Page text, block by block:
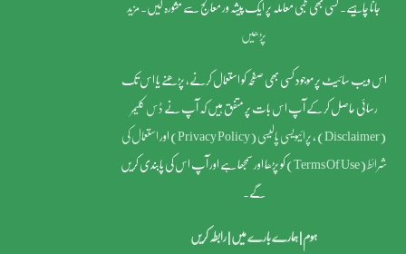
جانا چاہیے۔ کسی بھی طبی معاملہ پر ایک پیشہ ور معالج سے مشورہ لیں۔ مزید
پڑھیں
اس ویب سائیٹ پر موجود کسی بھی صفحہ کو استعمال کرنے، پڑھنے یا اس تک
رسائی حاصل کر کے آپ اس بات پر متفق ہیں کہ آپ نے ڈس کلیمر
(Disclaimer)
, پرائیویسی پالیسی (Privacy Policy) اور استعمال کی
شرائط (Terms Of Use) کو پڑھا اور سمجھا ہے اور آپ اس کی پابندی کریں
گے۔
ہوم ہمارے بارے میں رابطہ کریں